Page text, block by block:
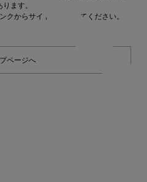
ります。
クからサイトへ移動してください。
ページへ